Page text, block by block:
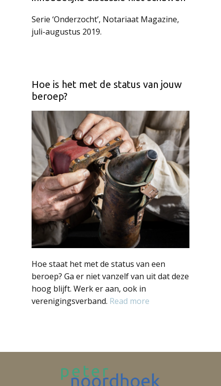
Serie ‘Onderzocht’, Notariaat Magazine,
juli-augustus 2019.
Hoe is het met de status van jouw
beroep?
Hoe staat het met de status van een
beroep? Ga er niet vanzelf van uit dat deze
hoog blijft. Werk er aan, ook in
verenigingsverband. Read more